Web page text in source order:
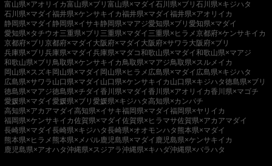
富山県×アオリイカ富山県×ブリ 富山県×マダイ石川県×ブリ 石川県×キジハタ
石川県×マダイ福井県×ケンサキイカ福井県×マダイ福井県×アオリイカ
静岡県×マダイ静岡県×イサキ静岡県×マアジ愛知県×ブリ 愛知県×マダイ
愛知県×タチウオ三重県×ブリ 三重県×マダイ 三重県×ヒラメ京都府×ケンサキイカ
京都府×ブリ 京都府×マダイ 大阪府×マダイ 大阪府×サワラ 大阪府×ブリ
兵庫県×ブリ 兵庫県×マダイ兵庫県×マダコ和歌山県×マダイ和歌山県×マアジ
和歌山県×ブリ 鳥取県×ケンサキイカ 鳥取県×マアジ鳥取県×スルメイカ
岡山県×スズキ岡山県×マダイ 岡山県×ヒラメ 広島県×マダイ 広島県×キジハタ
広島県×サワラ 山口県×マダイ 山口県×ケンサキイカ 山口県×キジハタ徳島県×ブリ
徳島県×マアジ徳島県×チダイ香川県×マダイ香川県×アオリイカ香川県×マゴチ
愛媛県×マダイ愛媛県×ブリ 愛媛県×キジハタ高知県×カンパチ
高知県×アカアマダイ高知県×イサキ福岡県×マダイ福岡県×ヤリイカ
福岡県×ケンサキイカ佐賀県×マダイ佐賀県×ヒラマサ佐賀県×アカアマダイ
長崎県×マダイ長崎県×キジハタ長崎県×オオモンハタ 熊本県×マダイ
熊本県×ヒラメ 熊本県×メバル鹿児島県×マダイ 鹿児島県×ケンサキイカ
鹿児島県×アオハタ沖縄県×スジアラ沖縄県×キハダ沖縄県×バラハタ